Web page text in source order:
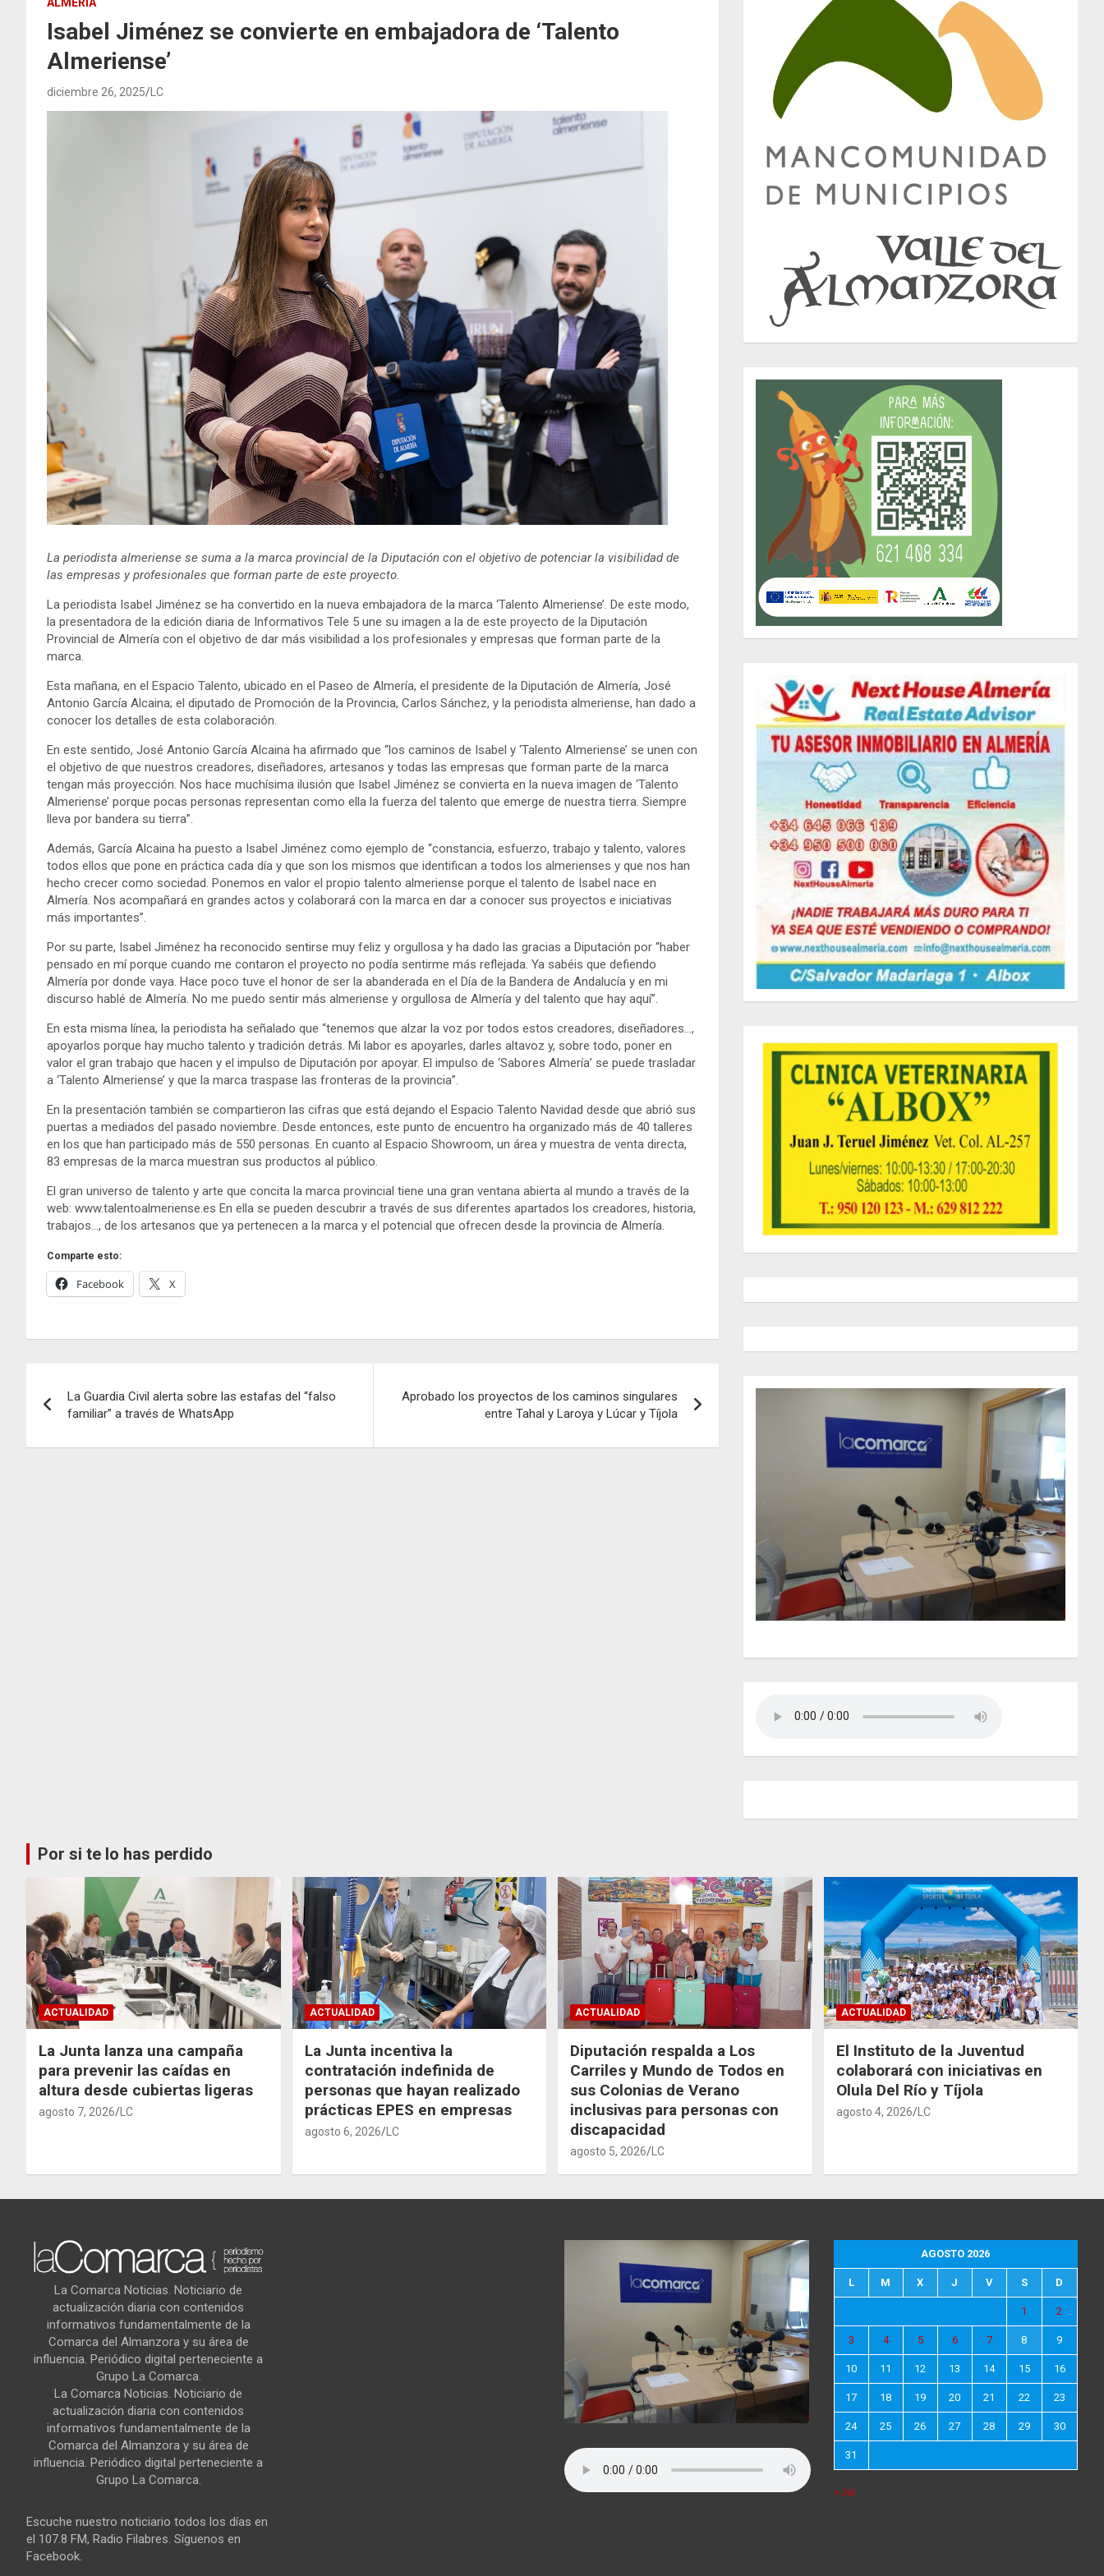
ALMERÍA
Isabel Jiménez se convierte en embajadora de ‘Talento
Almeriense’
diciembre 26, 2025 LC
La periodista almeriense se suma a la marca provincial de la Diputación con el objetivo de potenciar la visibilidad de
las empresas y profesionales que forman parte de este proyecto.
La periodista Isabel Jiménez se ha convertido en la nueva embajadora de la marca ‘Talento Almeriense’. De este modo,
la presentadora de la edición diaria de Informativos Tele 5 une su imagen a la de este proyecto de la Diputación
Provincial de Almería con el objetivo de dar más visibilidad a los profesionales y empresas que forman parte de la
marca.
Esta mañana, en el Espacio Talento, ubicado en el Paseo de Almería, el presidente de la Diputación de Almería, José
Antonio García Alcaina; el diputado de Promoción de la Provincia, Carlos Sánchez, y la periodista almeriense, han dado a
conocer los detalles de esta colaboración.
En este sentido, José Antonio García Alcaina ha afirmado que “los caminos de Isabel y ‘Talento Almeriense’ se unen con
el objetivo de que nuestros creadores, diseñadores, artesanos y todas las empresas que forman parte de la marca
tengan más proyección. Nos hace muchísima ilusión que Isabel Jiménez se convierta en la nueva imagen de ‘Talento
Almeriense’ porque pocas personas representan como ella la fuerza del talento que emerge de nuestra tierra. Siempre
lleva por bandera su tierra”.
Además, García Alcaina ha puesto a Isabel Jiménez como ejemplo de “constancia, esfuerzo, trabajo y talento, valores
todos ellos que pone en práctica cada día y que son los mismos que identifican a todos los almerienses y que nos han
hecho crecer como sociedad. Ponemos en valor el propio talento almeriense porque el talento de Isabel nace en
Almería. Nos acompañará en grandes actos y colaborará con la marca en dar a conocer sus proyectos e iniciativas
más importantes”.
Por su parte, Isabel Jiménez ha reconocido sentirse muy feliz y orgullosa y ha dado las gracias a Diputación por “haber
pensado en mí porque cuando me contaron el proyecto no podía sentirme más reflejada. Ya sabéis que defiendo
Almería por donde vaya. Hace poco tuve el honor de ser la abanderada en el Día de la Bandera de Andalucía y en mi
discurso hablé de Almería. No me puedo sentir más almeriense y orgullosa de Almería y del talento que hay aquí”.
En esta misma línea, la periodista ha señalado que “tenemos que alzar la voz por todos estos creadores, diseñadores…,
apoyarlos porque hay mucho talento y tradición detrás. Mi labor es apoyarles, darles altavoz y, sobre todo, poner en
valor el gran trabajo que hacen y el impulso de Diputación por apoyar. El impulso de ‘Sabores Almería’ se puede trasladar
a ‘Talento Almeriense’ y que la marca traspase las fronteras de la provincia”.
En la presentación también se compartieron las cifras que está dejando el Espacio Talento Navidad desde que abrió sus
puertas a mediados del pasado noviembre. Desde entonces, este punto de encuentro ha organizado más de 40 talleres
en los que han participado más de 550 personas. En cuanto al Espacio Showroom, un área y muestra de venta directa,
83 empresas de la marca muestran sus productos al público.
El gran universo de talento y arte que concita la marca provincial tiene una gran ventana abierta al mundo a través de la
web: www.talentoalmeriense.es En ella se pueden descubrir a través de sus diferentes apartados los creadores, historia,
trabajos…, de los artesanos que ya pertenecen a la marca y el potencial que ofrecen desde la provincia de Almería.
Comparte esto:
Facebook X
de
entradas
La Guardia Civil alerta sobre las estafas del “falso
familiar” a través de WhatsApp
Aprobado los proyectos de los caminos singulares
entre Tahal y Laroya y Lúcar y Tíjola
Por si te lo has perdido
ACTUALIDAD
La Junta lanza una campaña
para prevenir las caídas en
altura desde cubiertas ligeras
agosto 7, 2026 LC
ACTUALIDAD
La Junta incentiva la
contratación indefinida de
personas que hayan realizado
prácticas EPES en empresas
agosto 6, 2026 LC
ACTUALIDAD
Diputación respalda a Los
Carriles y Mundo de Todos en
sus Colonias de Verano
inclusivas para personas con
discapacidad
agosto 5, 2026 LC
ACTUALIDAD
El Instituto de la Juventud
colaborará con iniciativas en
Olula Del Río y Tíjola
agosto 4, 2026 LC
La Comarca Noticias. Noticiario de
actualización diaria con contenidos
informativos fundamentalmente de la
Comarca del Almanzora y su área de
influencia. Periódico digital perteneciente a
Grupo La Comarca.
La Comarca Noticias. Noticiario de
actualización diaria con contenidos
informativos fundamentalmente de la
Comarca del Almanzora y su área de
influencia. Periódico digital perteneciente a
Grupo La Comarca.
Escuche nuestro noticiario todos los días en
el 107.8 FM, Radio Filabres. Síguenos en
Facebook.
AGOSTO 2026
L M X J V S D
1 2
3 4 5 6 7 8 9
10 11 12 13 14 15 16
17 18 19 20 21 22 23
24 25 26 27 28 29 30
31
« Jul